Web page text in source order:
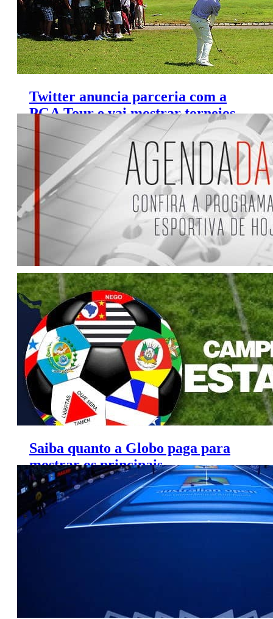
Twitter anuncia parceria com a
PGA Tour e vai mostrar torneios
de golfe
Agenda da TV (Sexta, 6/1/2017)
Saiba quanto a Globo paga para
mostrar os principais
campeonatos estaduais